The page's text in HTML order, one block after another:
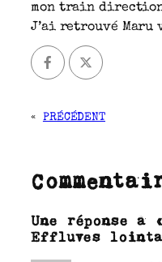
mon train direction
J’ai retrouvé Maru
« PRÉCÉDENT
Une réponse à
Effluves